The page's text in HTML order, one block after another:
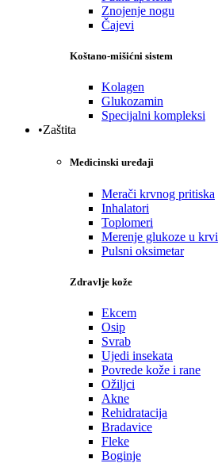
Znojenje nogu
Čajevi
Koštano-mišićni sistem
Kolagen
Glukozamin
Specijalni kompleksi
•Zaštita
Medicinski uređaji
Merači krvnog pritiska
Inhalatori
Toplomeri
Merenje glukoze u krvi
Pulsni oksimetar
Zdravlje kože
Ekcem
Osip
Svrab
Ujedi insekata
Povrede kože i rane
Ožiljci
Akne
Rehidratacija
Bradavice
Fleke
Boginje